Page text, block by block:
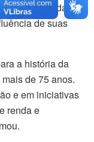
das
de suas
a história da
de 75 anos.
e em iniciativas
renda e